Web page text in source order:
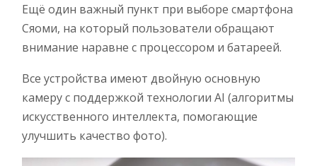
Ещё один важный пункт при выборе смартфона
Сяоми, на который пользователи обращают
внимание наравне с процессором и батареей.
Все устройства имеют двойную основную
камеру с поддержкой технологии AI (алгоритмы
искусственного интеллекта, помогающие
улучшить качество фото).